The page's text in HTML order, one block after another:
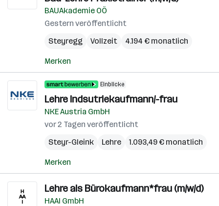
BAUAkademie OÖ
Gestern veröffentlicht
Steyregg
Vollzeit 4.194 € monatlich
Merken
Einblicke
Lehre Indsutriekaufmann/-frau
NKE Austria GmbH
vor 2 Tagen veröffentlicht
Steyr-Gleink
Lehre 1.093,49 € monatlich
Merken
Lehre als Bürokaufmann*frau (m/w/d)
HAAI GmbH